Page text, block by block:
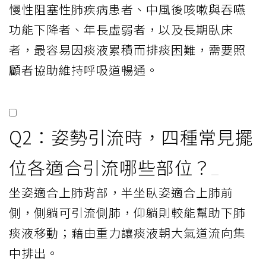
慢性阻塞性肺疾病患者、中風後咳嗽與吞嚥
功能下降者、年長虛弱者，以及長期臥床
者，最容易因痰液累積而排痰困難，需要照
顧者協助維持呼吸道暢通。
Q2：姿勢引流時，四種常見擺
位各適合引流哪些部位？
坐姿適合上肺背部，半坐臥姿適合上肺前
側，側躺可引流側肺，仰躺則較能幫助下肺
痰液移動；藉由重力讓痰液朝大氣道流向集
中排出。